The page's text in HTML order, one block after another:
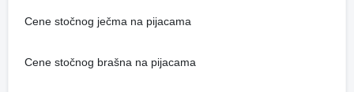
Cene stočnog ječma na pijacama
Cene stočnog brašna na pijacama